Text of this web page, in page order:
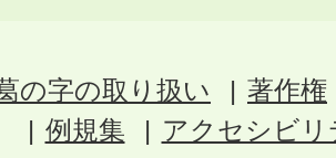
の字の取り扱い
著作権
例規集
アクセシビ